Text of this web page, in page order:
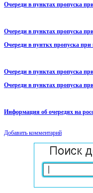
Очереди в пунктах пропуска
Очереди в пунктах пропуска
Очереди в пунткх пропуска
Очереди в пунктах пропуска
Очереди в пунктах пропуска
Информация об очередях на
Добавить комментарий